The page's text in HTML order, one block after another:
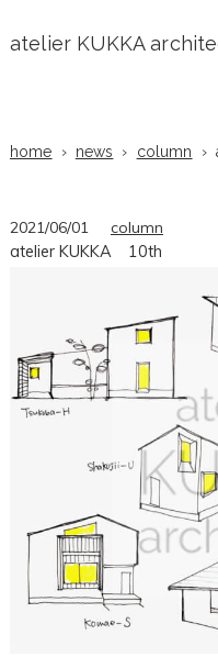
atelier KUKKA
home news column
2021/06/01 column
atelier KUKKA 10th